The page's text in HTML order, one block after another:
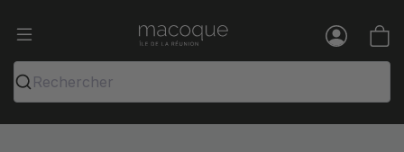
Ma Coque - Coques et Accessoires
Rechercher